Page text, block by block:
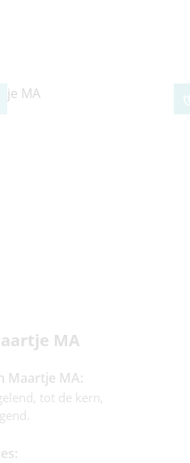
MA
Maartje MA:
tot de kern,